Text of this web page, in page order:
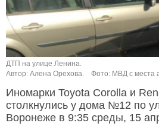
ДТП на улице Ленина.
Автор: Алена Орехова.
Фото: МВД с места
Иномарки Toyota Corolla и
столкнулись у дома №12 по
Воронеже в 9:35 среды, 15